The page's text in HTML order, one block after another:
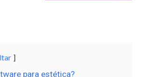
para estética?